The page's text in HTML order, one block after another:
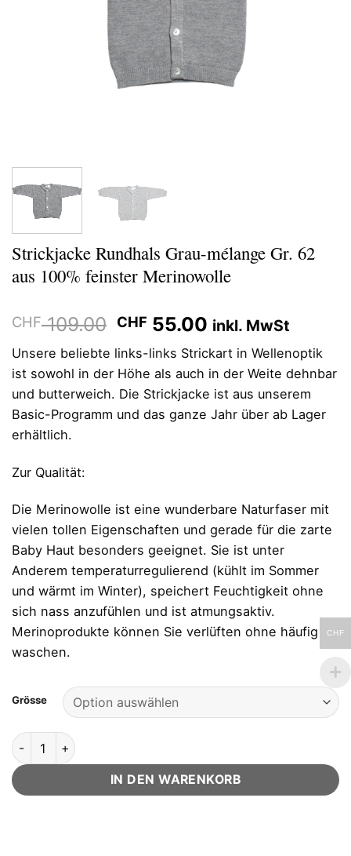
Strickjacke Rundhals Grau-mélange Gr. 62
aus 100% feinster Merinowolle
CHF109.00 Ursprünglicher
Preis
war:
CHF 109.00
CHF 55.00 Aktueller
Preis
ist:
CHF 55.00.
inkl. MwSt
Unsere beliebte links-links Strickart in Wellenoptik
ist sowohl in der Höhe als auch in der Weite dehnbar
und butterweich. Die Strickjacke ist aus unserem
Basic-Programm und das ganze Jahr über ab Lager
erhältlich.
Zur Qualität:
Die Merinowolle ist eine wunderbare Naturfaser mit
vielen tollen Eigenschaften und gerade für die zarte
Baby Haut besonders geeignet. Sie ist unter
Anderem temperaturregulierend (kühlt im Sommer
und wärmt im Winter), speichert Feuchtigkeit ohne
sich nass anzufühlen und ist atmungsaktiv.
Merinoprodukte können Sie verlüften ohne häufig zu
waschen.
Grösse
Strickjacke Rundhals Grau-mélange Gr. 62 aus 100%
IN DEN WARENKORB
CHF